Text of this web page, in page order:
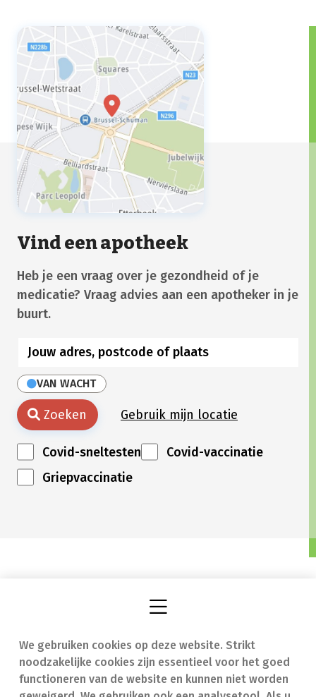
We gebruiken cookies op deze website. Strikt
noodzakelijke cookies zijn essentieel voor het goed
functioneren van de website en kunnen niet worden
stemmingswisselingen ervaren, bepaalde
voedselvoorkeuren waarnemen, spierpijn
hebben of extra gevoelig zijn voor
bepaalde geuren en geluiden.
Vind een apotheek
Heb je een vraag over je gezondheid of je
medicatie? Vraag advies aan een apotheker in je
buurt.
VAN WACHT
Zoeken Gebruik mijn locatie
Covid-sneltesten
Covid-vaccinatie
Griepvaccinatie
Vind een apotheek
Onze expertise
In geval van nood
Contact